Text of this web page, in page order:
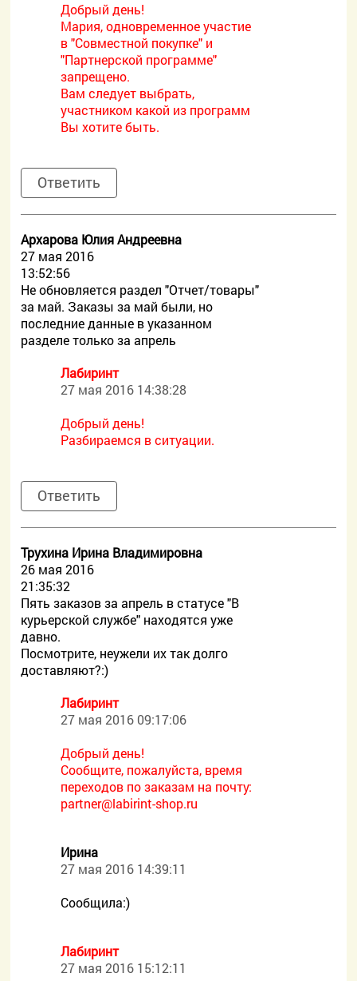
Добрый день!
Мария, одновременное участие
в "Совместной покупке" и
"Партнерской программе"
запрещено.
Вам следует выбрать,
участником какой из программ
Вы хотите быть.
Ответить
Архарова Юлия Андреевна
27 мая 2016
13:52:56
Не обновляется раздел "Отчет/товары"
за май. Заказы за май были, но
последние данные в указанном
разделе только за апрель
Лабиринт
27 мая 2016 14:38:28
Добрый день!
Разбираемся в ситуации.
Ответить
Трухина Ирина Владимировна
26 мая 2016
21:35:32
Пять заказов за апрель в статусе "В
курьерской службе" находятся уже
давно.
Посмотрите, неужели их так долго
доставляют?:)
Лабиринт
27 мая 2016 09:17:06
Добрый день!
Сообщите, пожалуйста, время
переходов по заказам на почту:
partner@labirint-shop.ru
Ирина
27 мая 2016 14:39:11
Сообщила:)
Лабиринт
27 мая 2016 15:12:11